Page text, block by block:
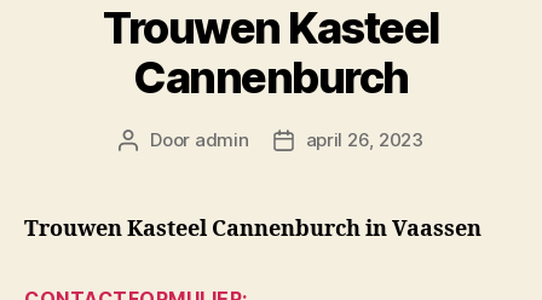
Trouwen Kasteel
Cannenburch
Berichtauteur
Door admin Berichtdatum
april 26, 2023
Trouwen Kasteel Cannenburch in Vaassen